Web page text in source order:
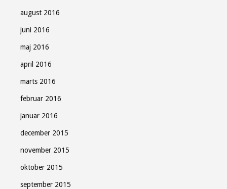
august 2016
juni 2016
maj 2016
april 2016
marts 2016
februar 2016
januar 2016
december 2015
november 2015
oktober 2015
september 2015